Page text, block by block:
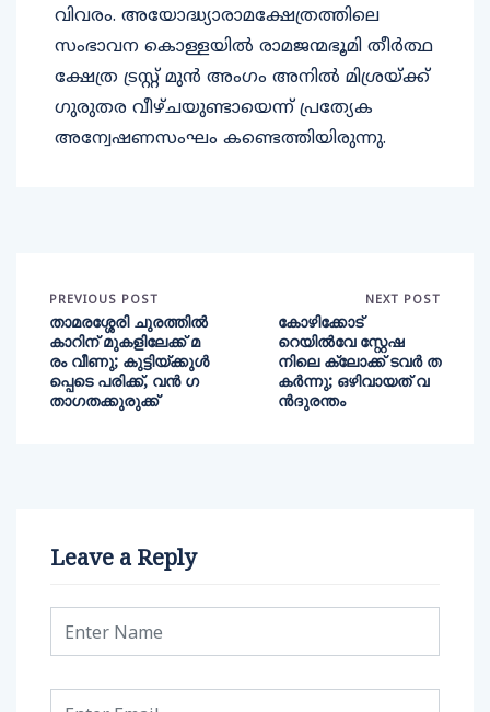
വിവരം. അയോദ്ധ്യാരാമക്ഷേത്രത്തിലെ
സംഭാവന കൊള്ളയില്‍ രാമജന്മഭൂമി തീര്‍ത്ഥ
ക്ഷേത്ര ട്രസ്റ്റ് മുന്‍ അംഗം അനില്‍ മിശ്രയ്ക്ക്
ഗുരുതര വീഴ്ചയുണ്ടായെന്ന് പ്രത്യേക
അന്വേഷണസംഘം കണ്ടെത്തിയിരുന്നു.
PREVIOUS POST
താമരശ്ശേരി ചുരത്തിൽ
കാറിന് മുകളിലേക്ക് മ
രം വീണു; കുട്ടിയ്ക്കുൾ
പ്പെടെ പരിക്ക്, വൻ ഗ
താഗതക്കുരുക്ക്
NEXT POST
കോഴിക്കോട്
റെയില്‍വേ സ്റ്റേഷ
നിലെ ക്ലോക്ക് ടവര്‍ ത
കര്‍ന്നു; ഒഴിവായത് വ
ന്‍ദുരന്തം
Leave a Reply